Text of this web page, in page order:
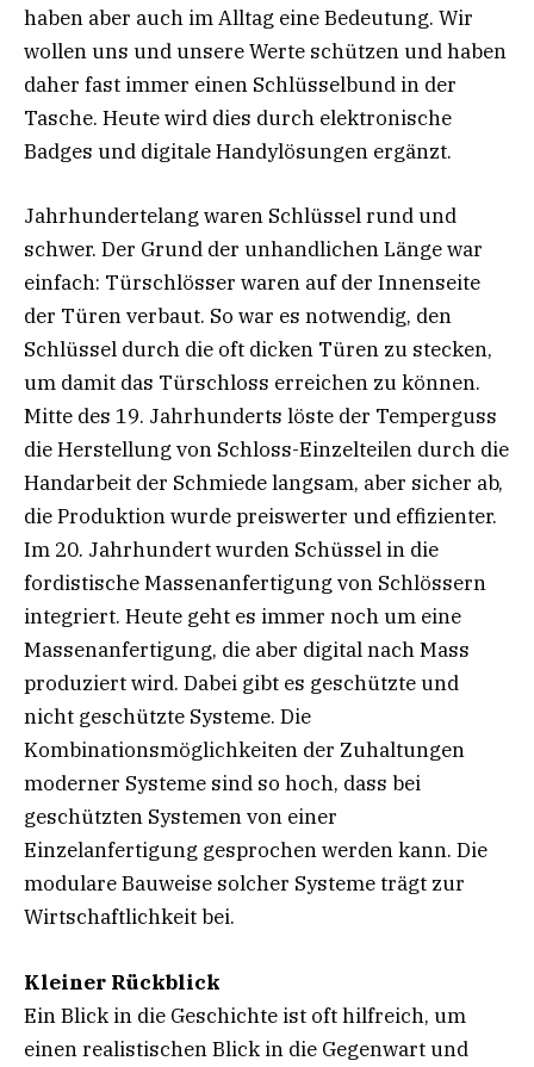
haben aber auch im Alltag eine Bedeutung. Wir
wollen uns und unsere Werte schützen und haben
daher fast immer einen Schlüsselbund in der
Tasche. Heute wird dies durch elektronische
Badges und digitale Handylösungen ergänzt.
Jahrhundertelang waren Schlüssel rund und
schwer. Der Grund der unhandlichen Länge war
einfach: Türschlösser waren auf der Innenseite
der Türen verbaut. So war es notwendig, den
Schlüssel durch die oft dicken Türen zu stecken,
um damit das Türschloss erreichen zu können.
Mitte des 19. Jahrhunderts löste der Temperguss
die Herstellung von Schloss-Einzelteilen durch die
Handarbeit der Schmiede langsam, aber sicher ab,
die Produktion wurde preiswerter und effizienter.
Im 20. Jahrhundert wurden Schüssel in die
fordistische Massenanfertigung von Schlössern
integriert. Heute geht es immer noch um eine
Massenanfertigung, die aber digital nach Mass
produziert wird. Dabei gibt es geschützte und
nicht geschützte Systeme. Die
Kombinationsmöglichkeiten der Zuhaltungen
moderner Systeme sind so hoch, dass bei
geschützten Systemen von einer
Einzelanfertigung gesprochen werden kann. Die
modulare Bauweise solcher Systeme trägt zur
Wirtschaftlichkeit bei.
Kleiner Rückblick
Ein Blick in die Geschichte ist oft hilfreich, um
einen realistischen Blick in die Gegenwart und